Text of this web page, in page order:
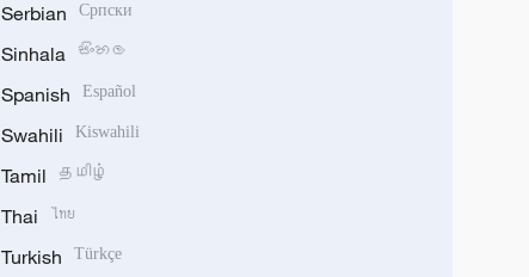
Serbian Српски
Sinhala සිංහල
Spanish Español
Swahili Kiswahili
Tamil தமிழ்
Thai ไทย
Turkish Türkçe